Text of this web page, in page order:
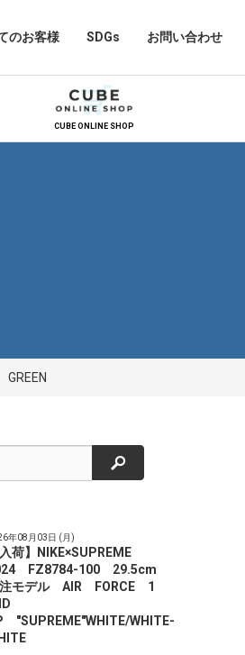
のお客様 SDGs お問い合わせ
CUBE ONLINE SHOP
検索
年08月03日 (月)
入荷】NIKE×SUPREME
FZ8784-100 29.5cm
モデル AIR FORCE 1
"SUPREME"WHITE/WHITE-